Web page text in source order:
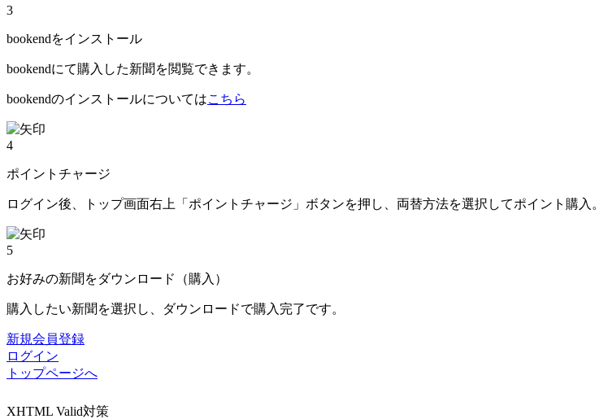
3
bookendをインストール
bookendにて購入した新聞を閲覧できます。
bookendのインストールについてはこちら
4
ポイントチャージ
ログイン後、トップ画面右上「ポイントチャージ」ボタンを押し、両替方法を選択してポイント購入。
5
お好みの新聞をダウンロード（購入）
購入したい新聞を選択し、ダウンロードで購入完了です。
新規会員登録
ログイン
トップページへ
XHTML Valid対策